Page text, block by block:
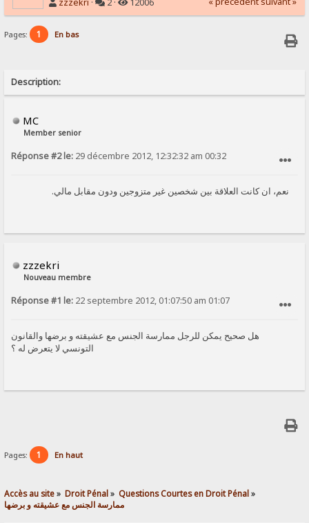
Pages: 1 En bas
Description:
MC
Member senior
Réponse #2 le: 29 décembre 2012, 12:32:32 am 00:32
.نعم، ان كانت العلاقة بين شخصين غير متزوجين ودون مقابل مالي
zzzekri
Nouveau membre
Réponse #1 le: 22 septembre 2012, 01:07:50 am 01:07
هل صحيح يمكن للرجل ممارسة الجنس مع عشيقته و برضها والقانون
التونسي لا يتعرض له ؟
Pages: 1 En haut
Accès au site» Droit Pénal» Questions Courtes en Droit Pénal»
ممارسة الجنس مع عشيقته و برضها